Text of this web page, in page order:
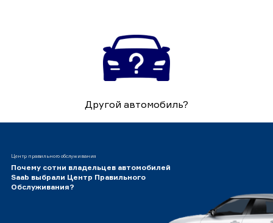
Другой автомобиль?
Центр правильного обслуживания
Почему сотни владельцев автомобилей
Saab выбрали Центр Правильного
Обслуживания?